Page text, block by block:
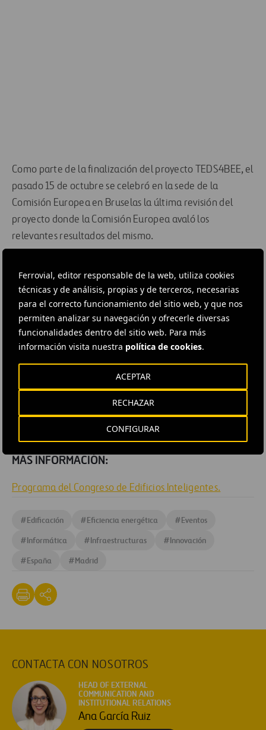
Ferrovial, editor responsable de la web, utiliza cookies
técnicas y de análisis, propias y de terceros, necesarias
para el correcto funcionamiento del sitio web, y que nos
permiten analizar su navegación y ofrecerle diversas
funcionalidades dentro del sitio web. Para más
información visita nuestra política de cookies.
CONFIGURAR
RECHAZAR
ACEPTAR
Como parte de la finalización del proyecto TEDS4BEE, el
pasado 15 de octubre se celebró en la sede de la
Comisión Europea en Bruselas la última revisión del
proyecto donde la Comisión Europea avaló los
relevantes resultados del mismo.
inteligentes
El Congreso Edificios Inteligentes es el principal foro
profesional en España que aborda el concepto del
Edificio Inteligente desde un punto de vista integral y
multidisciplinar para acelerar y aumentar la inclusión
de las mejores soluciones y sistemas tecnológicos
posibles en la edificación, con el objetivo de conseguir
edificios más eficientes, seguros, funcionales y
MÁS INFORMACIÓN:
Programa del Congreso de Edificios Inteligentes.
#Edificación #Eficiencia energética #Eventos
#Informática #Infraestructuras #Innovación
#España #Madrid
CONTACTA CON NOSOTROS
HEAD OF EXTERNAL
COMMUNICATION AND
INSTITUTIONAL RELATIONS
Ana García Ruiz